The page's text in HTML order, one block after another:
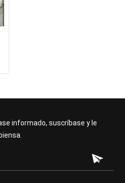
informado, suscríbase y le